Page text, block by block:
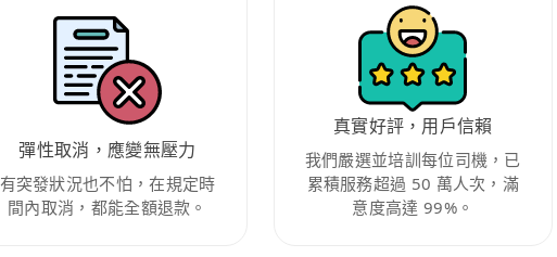
彈性取消，應變無壓力
有突發狀況也不怕，在規定時
間內取消，都能全額退款。
真實好評，用戶信賴
我們嚴選並培訓每位司機，已
累積服務超過 50 萬人次，滿
意度高達 99%。